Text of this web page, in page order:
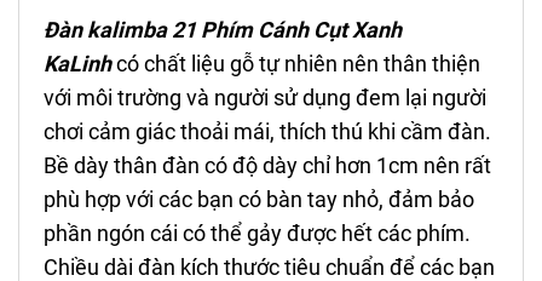
Đàn kalimba 21 Phím Cánh CụtXanh
KaLinhcó chất liệu gỗ tự nhiên nên thân thiện
với môi trường và người sử dụng đem lại người
chơi cảm giác thoải mái, thích thú khi cầm đàn.
Bề dày thân đàn có độ dày chỉ hơn 1cm nên rất
phù hợp với các bạn có bàn tay nhỏ, đảm bảo
phần ngón cái có thể gảy được hết các phím.
Chiều dài đàn kích thước tiêu chuẩn để các bạn